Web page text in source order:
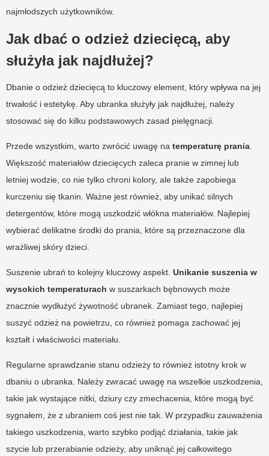
najmłodszych użytkowników.
Jak dbać o odzież dziecięcą, aby
służyła jak najdłużej?
Dbanie o odzież dziecięcą to kluczowy element, który wpływa na jej
trwałość i estetykę. Aby ubranka służyły jak najdłużej, należy
stosować się do kilku podstawowych zasad pielęgnacji.
Przede wszystkim, warto zwrócić uwagę na temperaturę prania
Większość materiałów dziecięcych zaleca pranie w zimnej lub
letniej wodzie, co nie tylko chroni kolory, ale także zapobiega
kurczeniu się tkanin. Ważne jest również, aby unikać silnych
detergentów, które mogą uszkodzić włókna materiałów. Najlepiej
wybierać delikatne środki do prania, które są przeznaczone dla
wrażliwej skóry dzieci.
Suszenie ubrań to kolejny kluczowy aspekt. Unikanie suszenia w
wysokich temperaturach w suszarkach bębnowych może
znacznie wydłużyć żywotność ubranek. Zamiast tego, najlepiej
suszyć odzież na powietrzu, co również pomaga zachować jej
kształt i właściwości materiału.
Regularne sprawdzanie stanu odzieży to również istotny krok w
dbaniu o ubranka. Należy zwracać uwagę na wszelkie uszkodzenia,
takie jak wystające nitki, dziury czy zmechacenia, które mogą być
sygnałem, że z ubraniem coś jest nie tak. W przypadku zauważenia
takiego uszkodzenia, warto szybko podjąć działania, takie jak
szycie lub przerabianie odzieży, aby uniknąć jej całkowitego